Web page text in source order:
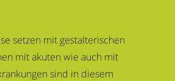
setzen mit gestalterischen
mit akuten wie auch mit
sind in diesem